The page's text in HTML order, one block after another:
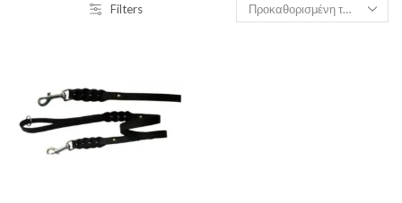
Filters